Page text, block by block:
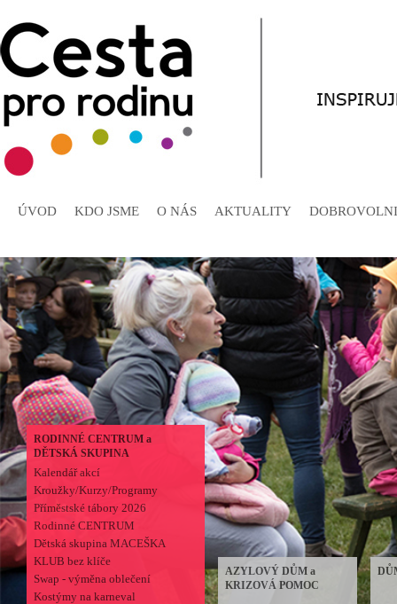
ÚVOD KDO JSME O NÁS AKTUALITY
RODINNÉ CENTRUM a
DĚTSKÁ SKUPINA
Kalendář akcí
Kroužky/Kurzy/Programy
Příměstské tábory 2026
Rodinné CENTRUM
Dětská skupina MACEŠKA
KLUB bez klíče
Swap - výměna oblečení
Kostýmy na karneval
AZYLOVÝ DŮM a
KRIZOVÁ POMOC